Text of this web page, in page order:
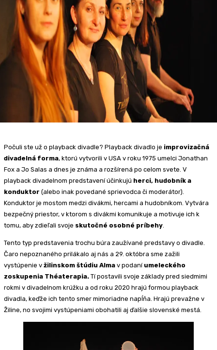
Počuli ste už o playback divadle? Playback divadlo je improvizačná
divadelná forma, ktorú vytvorili v USA v roku 1975 umelci Jonathan
Fox a Jo Salas a dnes je známa a rozšírená po celom svete. V
playback divadelnom predstavení účinkujú herci, hudobník a
konduktor (alebo inak povedané sprievodca či moderátor).
Konduktor je mostom medzi divákmi, hercami a hudobníkom. Vytvára
bezpečný priestor, v ktorom s divákmi komunikuje a motivuje ich k
tomu, aby zdieľali svoje skutočné osobné príbehy
Tento typ predstavenia trochu búra zaužívané predstavy o divadle.
Čaro nepoznaného prilákalo aj nás a 29. októbra sme zažili
vystúpenie v žilinskom štúdiu Alma v podaní umeleckého
zoskupenia Théaterapia. Tí postavili svoje základy pred siedmimi
rokmi v divadelnom krúžku a od roku 2020 hrajú formou playback
divadla, keďže ich tento smer mimoriadne napĺňa. Hrajú prevažne v
Žiline, no svojimi vystúpeniami obohatili aj ďalšie slovenské mestá.